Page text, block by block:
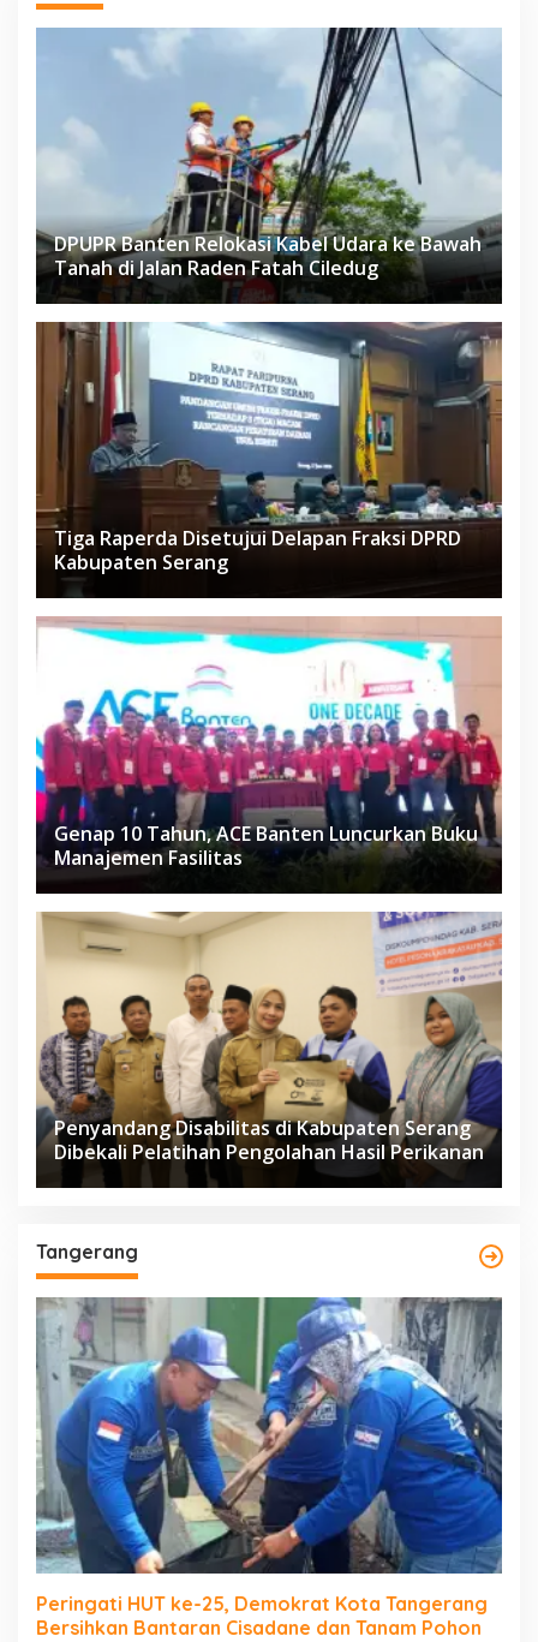
DPUPR Banten Relokasi Kabel Udara ke Bawah
Tanah di Jalan Raden Fatah Ciledug
Tiga Raperda Disetujui Delapan Fraksi DPRD
Kabupaten Serang
Genap 10 Tahun, ACE Banten Luncurkan Buku
Manajemen Fasilitas
Penyandang Disabilitas di Kabupaten Serang
Dibekali Pelatihan Pengolahan Hasil Perikanan
Tangerang
Peringati HUT ke-25, Demokrat Kota Tangerang
Bersihkan Bantaran Cisadane dan Tanam Pohon